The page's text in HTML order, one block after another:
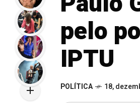
pelo
IPTU
POLÍTICA 18,